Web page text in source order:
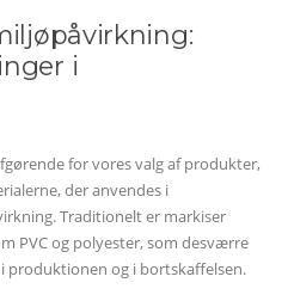
i
for vores valg af produkter,
der anvendes i
Traditionelt er markiser
PVC og polyester, som desværre
produktionen og i bortskaffelsen.